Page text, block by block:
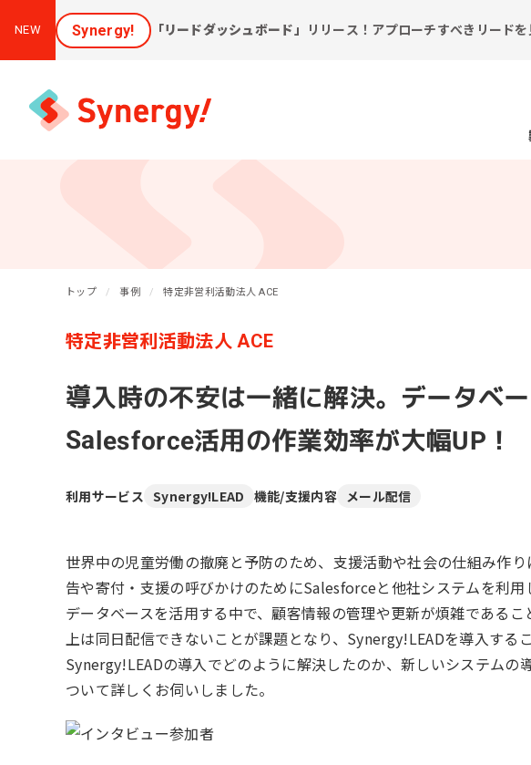
NEW Synergy! 「リードダッシュボード」 リリース！アプローチすべきリード
リピーターを増やしたい
[顧客育成ソリューション]
集客効果分析
アンケート分析
インタビュー分析
トップ 事例 特定非営利活動法人 ACE
特定非営利活動法人 ACE
導入時の不安は一緒に解決。データベー
Salesforce活用の作業効率が大幅UP！
利用サービス Synergy!LEAD 機能/支援内容 メール配信
世界中の児童労働の撤廃と予防のため、支援活動や社会の仕組み作
告や寄付・支援の呼びかけのためにSalesforceと他社システムを利
データベースを活用する中で、顧客情報の管理や更新が煩雑である
上は同日配信できないことが課題となり、Synergy!LEADを導入する
Synergy!LEADの導入でどのように解決したのか、新しいシステムの
ついて詳しくお伺いしました。